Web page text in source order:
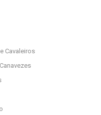
Cavaleiros